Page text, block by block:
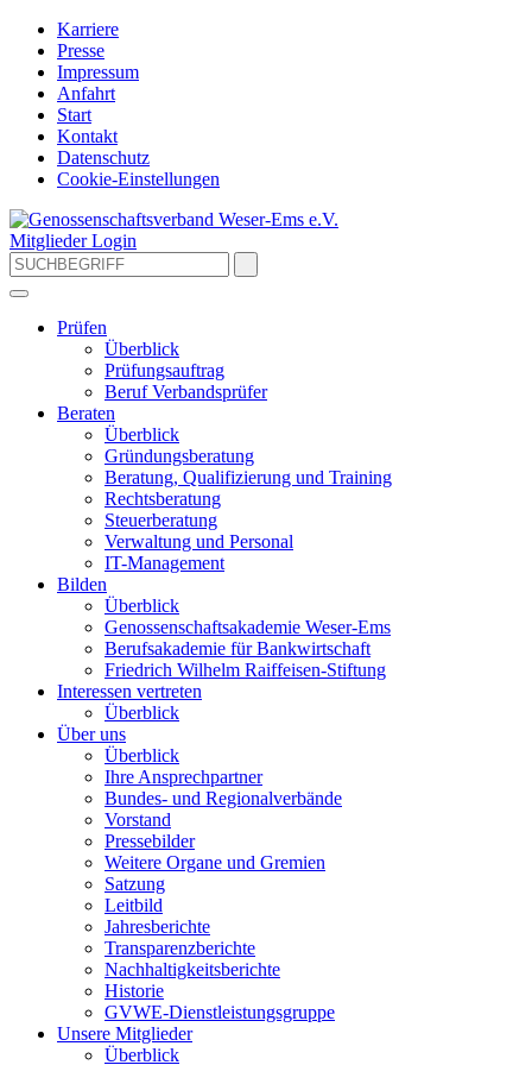
Karriere
Presse
Impressum
Anfahrt
Start
Kontakt
Datenschutz
Cookie-Einstellungen
Mitglieder Login
Prüfen
Überblick
Prüfungsauftrag
Beruf Verbandsprüfer
Beraten
Überblick
Gründungsberatung
Beratung, Qualifizierung und Training
Rechtsberatung
Steuerberatung
Verwaltung und Personal
IT-Management
Bilden
Überblick
Genossenschaftsakademie Weser-Ems
Berufsakademie für Bankwirtschaft
Friedrich Wilhelm Raiffeisen-Stiftung
Interessen vertreten
Überblick
Über uns
Überblick
Ihre Ansprechpartner
Bundes- und Regionalverbände
Vorstand
Pressebilder
Weitere Organe und Gremien
Satzung
Leitbild
Jahresberichte
Transparenzberichte
Nachhaltigkeitsberichte
Historie
GVWE-Dienstleistungsgruppe
Unsere Mitglieder
Überblick